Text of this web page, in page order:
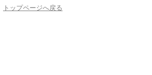
トップページへ戻る